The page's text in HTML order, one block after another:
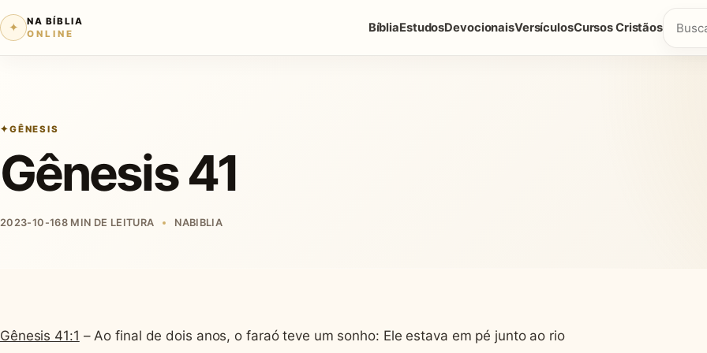
✦
NA BÍBLIA
ONLINE
BíbliaEstudosDevocionaisVersículosCursos Cristãos
GÊNESIS
Gênesis 41
2023-10-168 MIN DE LEITURA NABIBLIA
Gênesis 41:1 – Ao final de dois anos, o faraó teve um sonho: Ele estava em pé junto ao rio